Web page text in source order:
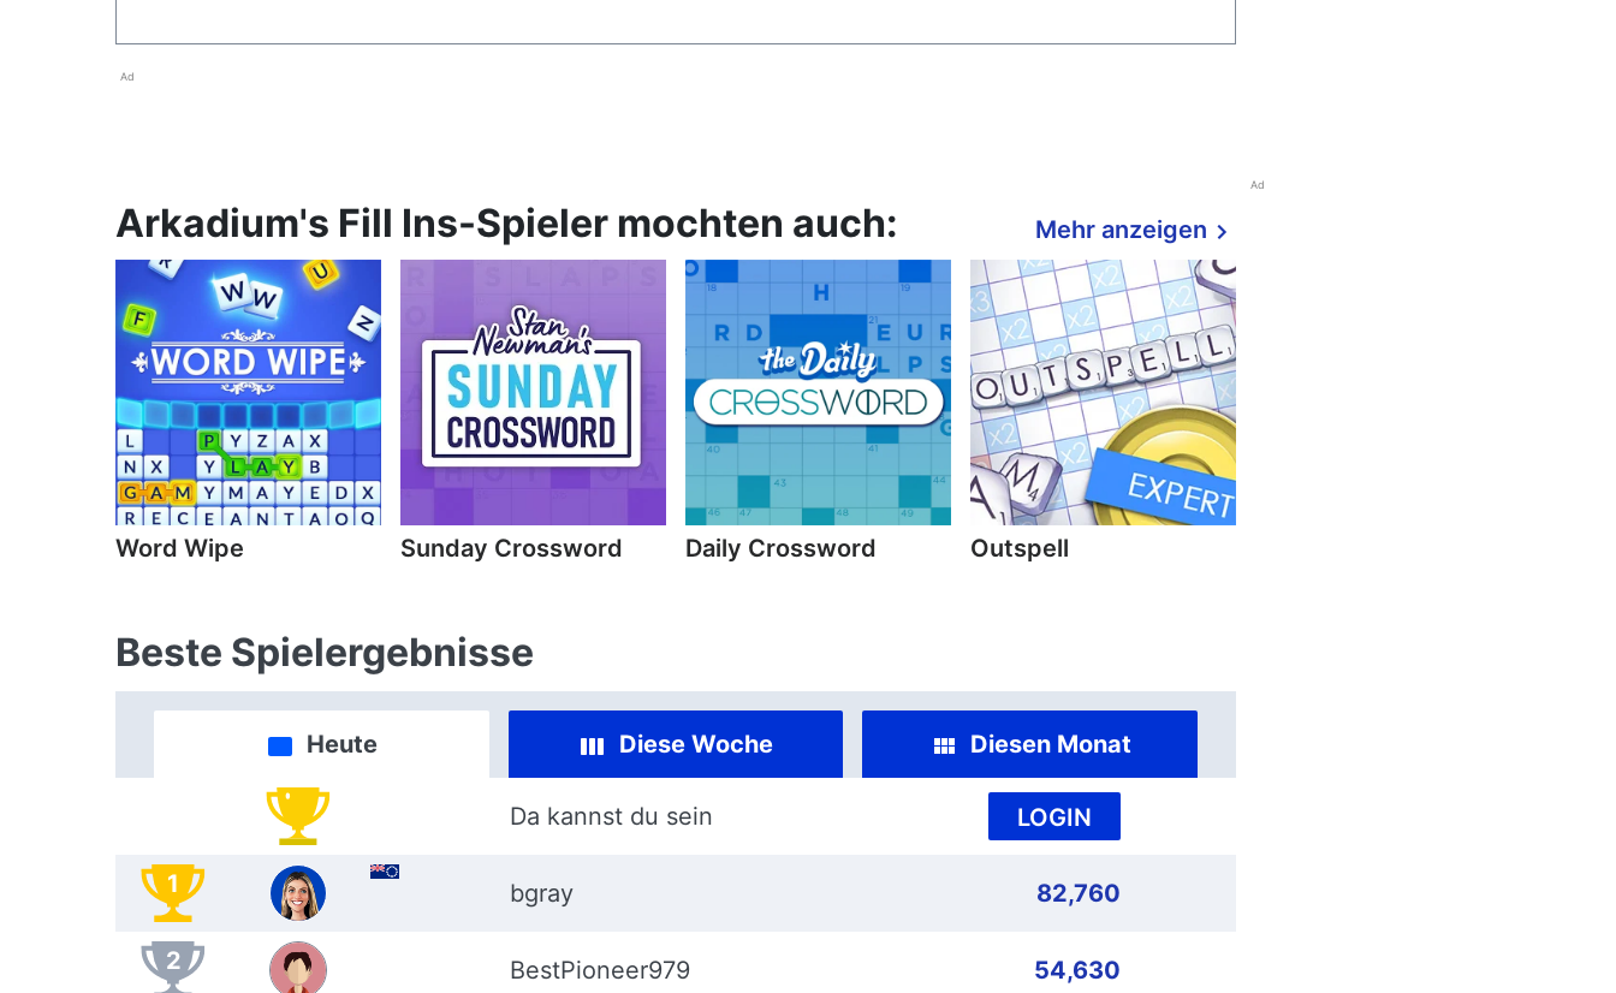
Ad
Arkadium's Fill Ins-Spieler mochten auch: Mehr anzeigen
Word Wipe Sunday Crossword Daily Crossword Outspell
Beste Spielergebnisse
Heute Diese Woche Diesen Monat
Da kannst du sein LOGIN
1 bgray 82,760
2 BestPioneer979 54,630
Ad